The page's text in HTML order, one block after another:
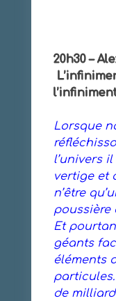
20h30 –
Lorsque
l’univers
vertige et
n’être
poussière
Et
géants
éléments
de